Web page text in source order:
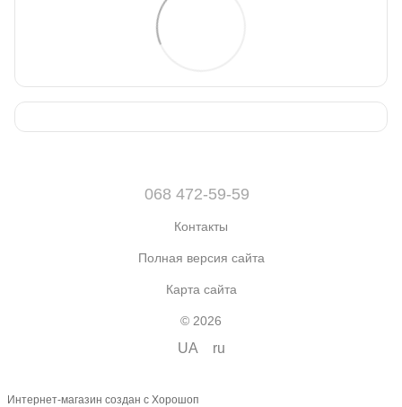
068 472-59-59
Контакты
Полная версия сайта
Карта сайта
© 2026
UA ru
Интернет-магазин создан с Хорошоп